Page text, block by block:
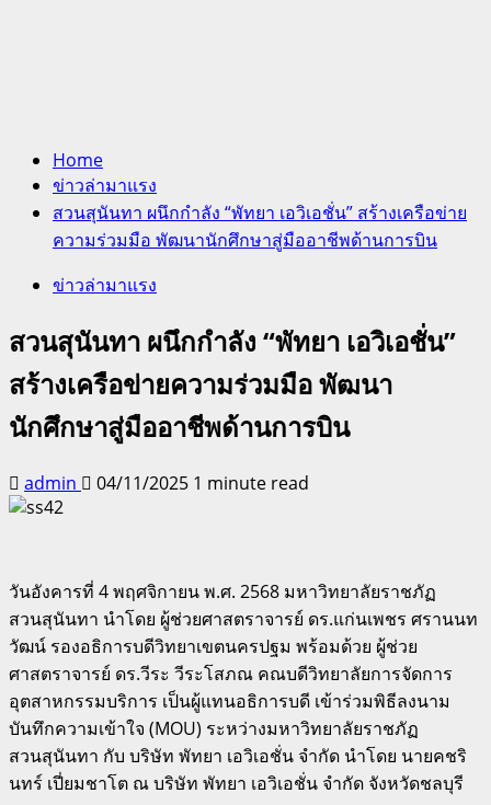
Home
ข่าวล่ามาแรง
สวนสุนันทา ผนึกกำลัง “พัทยา เอวิเอชั่น” สร้างเครือข่าย
ความร่วมมือ พัฒนานักศึกษาสู่มืออาชีพด้านการบิน
ข่าวล่ามาแรง
สวนสุนันทา ผนึกกำลัง “พัทยา เอวิเอชั่น”
สร้างเครือข่ายความร่วมมือ พัฒนา
นักศึกษาสู่มืออาชีพด้านการบิน
admin 04/11/2025 1 minute read
วันอังคารที่ 4 พฤศจิกายน พ.ศ. 2568 มหาวิทยาลัยราชภัฏ
สวนสุนันทา นำโดย ผู้ช่วยศาสตราจารย์ ดร.แก่นเพชร ศรานนท
วัฒน์ รองอธิการบดีวิทยาเขตนครปฐม พร้อมด้วย ผู้ช่วย
ศาสตราจารย์ ดร.วีระ วีระโสภณ คณบดีวิทยาลัยการจัดการ
อุตสาหกรรมบริการ เป็นผู้แทนอธิการบดี เข้าร่วมพิธีลงนาม
บันทึกความเข้าใจ (MOU) ระหว่างมหาวิทยาลัยราชภัฏ
สวนสุนันทา กับ บริษัท พัทยา เอวิเอชั่น จำกัด นำโดย นายคชริ
นทร์ เปี่ยมชาโต ณ บริษัท พัทยา เอวิเอชั่น จำกัด จังหวัดชลบุรี